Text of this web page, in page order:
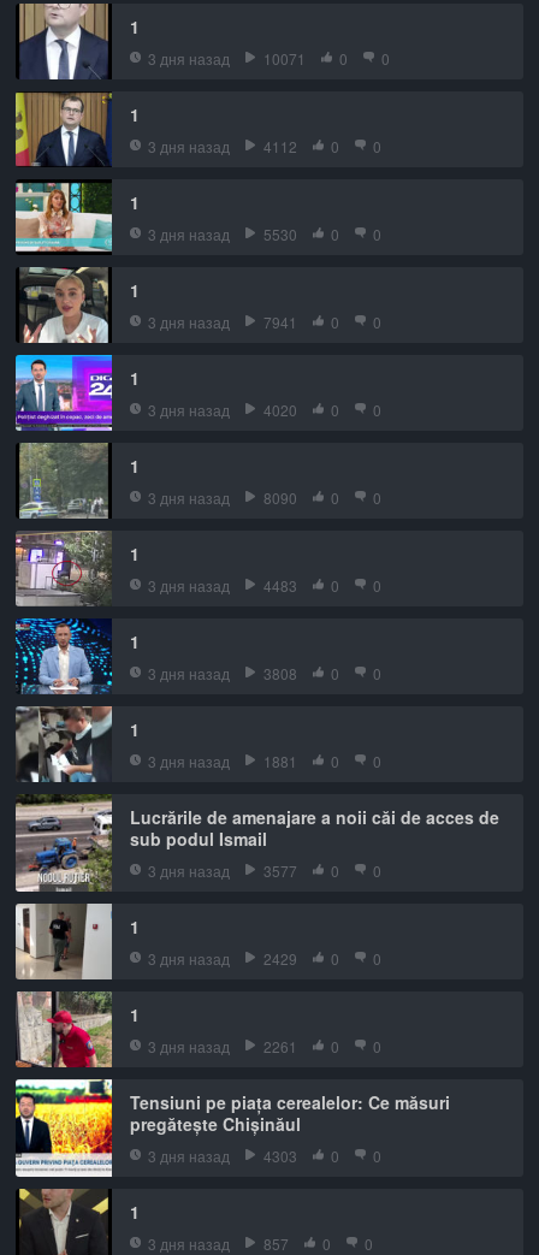
1
3 дня назад 10071 0 0
1
3 дня назад 4112 0 0
1
3 дня назад 5530 0 0
1
3 дня назад 7941 0 0
1
3 дня назад 4020 0 0
1
3 дня назад 8090 0 0
1
3 дня назад 4483 0 0
1
3 дня назад 3808 0 0
1
3 дня назад 1881 0 0
Lucrările de amenajare a noii căi de acces de
sub podul Ismail
3 дня назад 3577 0 0
1
3 дня назад 2429 0 0
1
3 дня назад 2261 0 0
Tensiuni pe piața cerealelor: Ce măsuri
pregătește Chișinăul
3 дня назад 4303 0 0
1
3 дня назад 857 0 0